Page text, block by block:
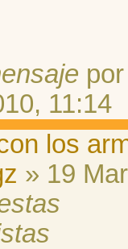
11:14
los
» 19